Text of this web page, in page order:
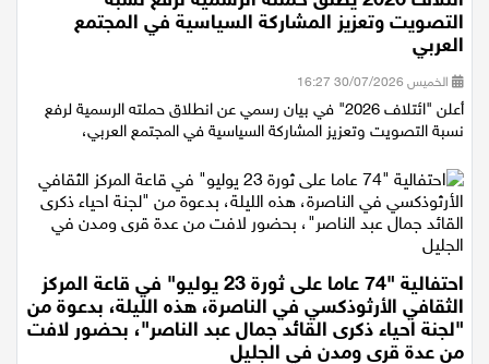
ائتلاف 2026 يطلق حملته الرسمية لرفع نسبة
التصويت وتعزيز المشاركة السياسية في المجتمع
العربي
الخميس 30/07/2026 16:27
أعلن "ائتلاف 2026" في بيان رسمي عن انطلاق حملته الرسمية لرفع
احتفالية "74 عاما على ثورة 23 يوليو" في قاعة المركز
الثقافي الأرثوذكسي في الناصرة، هذه الليلة، بدعوة من
"لجنة احياء ذكرى القائد جمال عبد الناصر"، بحضور لافت